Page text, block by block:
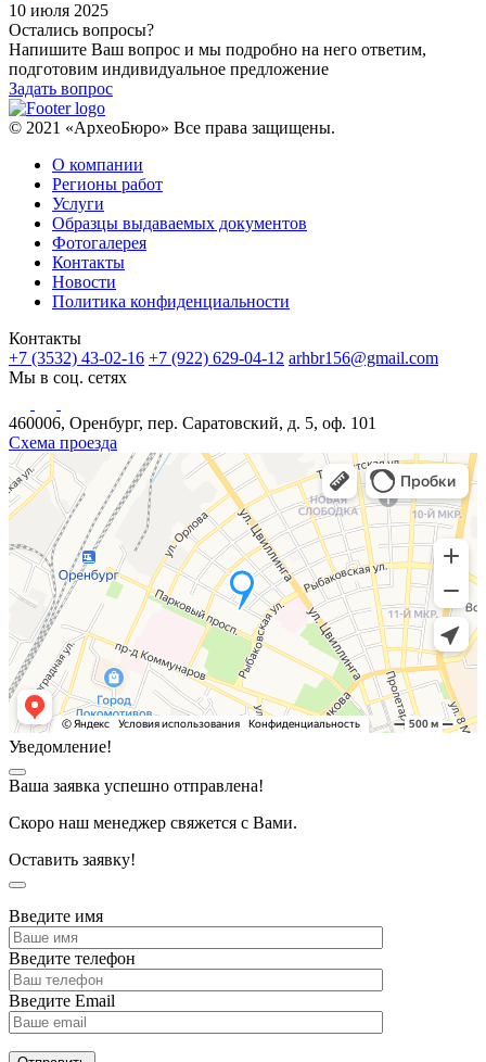
10 июля 2025
Остались вопросы?
Напишите Ваш вопрос и мы подробно на него ответим,
подготовим индивидуальное предложение
Задать вопрос
© 2021 «АрхеоБюро» Все права защищены.
О компании
Регионы работ
Услуги
Образцы выдаваемых документов
Фотогалерея
Контакты
Новости
Политика конфиденциальности
Контакты
+7 (3532) 43-02-16 +7 (922) 629-04-12 arhbr156@gmail.com
Мы в соц. сетях
460006, Оренбург, пер. Саратовский, д. 5, оф. 101
Схема проезда
Уведомление!
Ваша заявка успешно отправлена!
Скоро наш менеджер свяжется с Вами.
Оставить заявку!
Введите имя
Введите телефон
Введите Email